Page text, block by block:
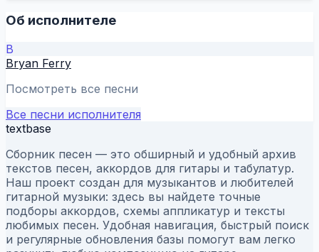
Об исполнителе
B
Bryan Ferry
Посмотреть все песни
Все песни исполнителя
textbase
Сборник песен — это обширный и удобный архив
текстов песен, аккордов для гитары и табулатур.
Наш проект создан для музыкантов и любителей
гитарной музыки: здесь вы найдете точные
подборы аккордов, схемы аппликатур и тексты
любимых песен. Удобная навигация, быстрый поиск
и регулярные обновления базы помогут вам легко